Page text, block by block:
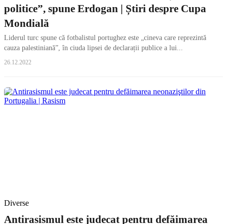
politice”, spune Erdogan | Știri despre Cupa
Mondială
Liderul turc spune că fotbalistul portughez este „cineva care reprezintă
cauza palestiniană”, în ciuda lipsei de declarații publice a lui...
26.12.2022
Diverse
Antirasismul este judecat pentru defăimarea